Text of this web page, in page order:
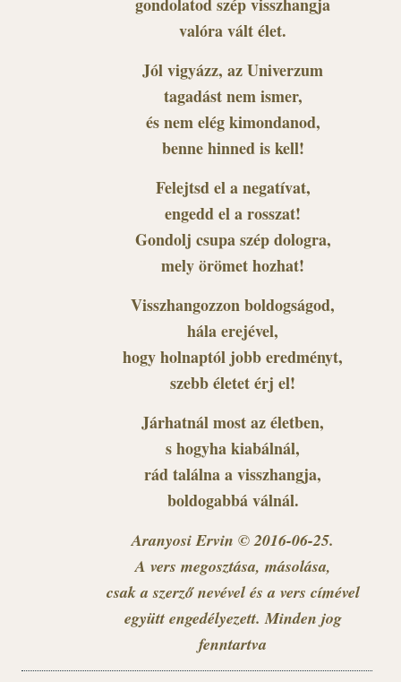
valóra vált élet.
Jól vigyázz, az Univerzum
tagadást nem ismer,
és nem elég kimondanod,
benne hinned is kell!
Felejtsd el a negatívat,
engedd el a rosszat!
Gondolj csupa szép dologra,
mely örömet hozhat!
Visszhangozzon boldogságod,
hála erejével,
hogy holnaptól jobb eredményt,
szebb életet érj el!
Járhatnál most az életben,
s hogyha kiabálnál,
rád találna a visszhangja,
boldogabbá válnál.
Aranyosi Ervin © 2016-06-25.
A vers megosztása, másolása,
csak a szerző nevével és a vers címével
együtt engedélyezett. Minden jog
fenntartva